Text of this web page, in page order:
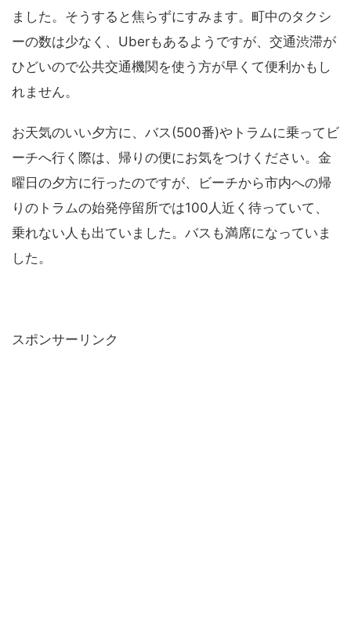
ました。そうすると焦らずにすみます。町中のタクシ
ーの数は少なく、Uberもあるようですが、交通渋滞が
ひどいので公共交通機関を使う方が早くて便利かもし
れません。
お天気のいい夕方に、バス(500番)やトラムに乗ってビ
ーチへ行く際は、帰りの便にお気をつけください。金
曜日の夕方に行ったのですが、ビーチから市内への帰
りのトラムの始発停留所では100人近く待っていて、
乗れない人も出ていました。バスも満席になっていま
した。
スポンサーリンク